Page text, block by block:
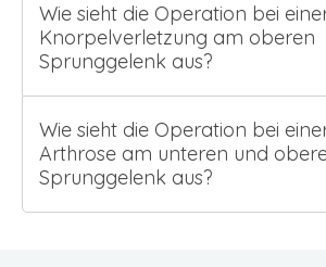
Wie sieht die Operation bei
Knorpelverletzung am oberen
Sprunggelenk aus?
Wie sieht die Operation bei
Arthrose am unteren und
Sprunggelenk aus?